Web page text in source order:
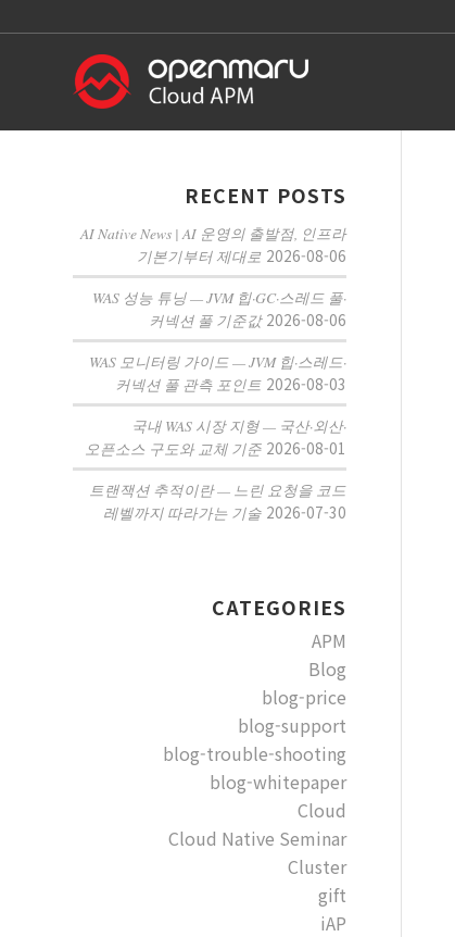
RECENT POSTS
AI Native News | AI 운영의 출발점, 인프라
기본기부터 제대로 2026-08-06
WAS 성능 튜닝 — JVM 힙·GC·스레드 풀·
커넥션 풀 기준값 2026-08-06
WAS 모니터링 가이드 — JVM 힙·스레드·
커넥션 풀 관측 포인트 2026-08-03
국내 WAS 시장 지형 — 국산·외산·
오픈소스 구도와 교체 기준 2026-08-01
트랜잭션 추적이란 — 느린 요청을 코드
레벨까지 따라가는 기술 2026-07-30
CATEGORIES
APM
Blog
blog-price
blog-support
blog-trouble-shooting
blog-whitepaper
Cloud
Cloud Native Seminar
Cluster
gift
iAP